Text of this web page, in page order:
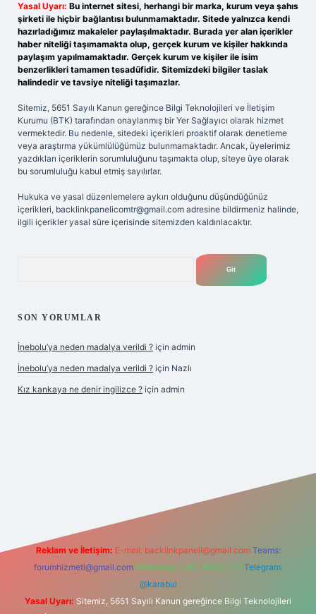
Yasal Uyarı: Bu internet sitesi, herhangi bir marka, kurum veya şahıs
şirketi ile hiçbir bağlantısı bulunmamaktadır. Sitede yalnızca kendi
hazırladığımız makaleler paylaşılmaktadır. Burada yer alan içerikler
haber niteliği taşımamakta olup, gerçek kurum ve kişiler hakkında
paylaşım yapılmamaktadır. Gerçek kurum ve kişiler ile isim
benzerlikleri tamamen tesadüfidir. Sitemizdeki bilgiler taslak
halindedir ve tavsiye niteliği taşımazlar.
Sitemiz, 5651 Sayılı Kanun gereğince Bilgi Teknolojileri ve İletişim
Kurumu (BTK) tarafından onaylanmış bir Yer Sağlayıcı olarak hizmet
vermektedir. Bu nedenle, sitedeki içerikleri proaktif olarak denetleme
veya araştırma yükümlülüğümüz bulunmamaktadır. Ancak, üyelerimiz
yazdıkları içeriklerin sorumluluğunu taşımakta olup, siteye üye olarak
bu sorumluluğu kabul etmiş sayılırlar.
Hukuka ve yasal düzenlemelere aykırı olduğunu düşündüğünüz
içerikleri, backlinkpanelicomtr@gmail.com adresine bildirmeniz halinde,
ilgili içerikler yasal süre içerisinde sitemizden kaldırılacaktır.
SON YORUMLAR
İnebolu’ya neden madalya verildi ? için admin
İnebolu’ya neden madalya verildi ? için Nazlı
Kız kankaya ne denir ingilizce ? için admin
Reklam ve İletişim: E-mail: backlinkpaneli@gmail.com Teams:
forumhizmeti@gmail.com Whatsapp: 0262 606 0 726 Telegram:
@karabul
Yasal Uyarı: Sitemiz, 5651 Sayılı Kanun gereğince Bilgi Teknolojileri